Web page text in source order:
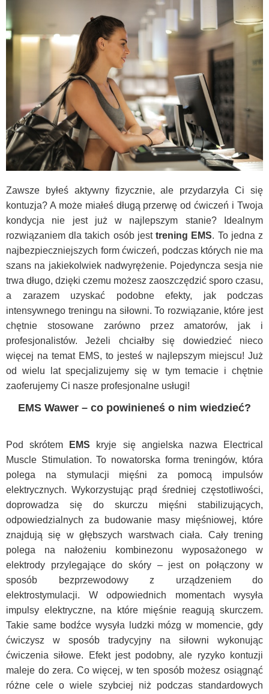
Zawsze byłeś aktywny fizycznie, ale przydarzyła Ci się
kontuzja? A może miałeś długą przerwę od ćwiczeń i Twoja
kondycja nie jest już w najlepszym stanie? Idealnym
rozwiązaniem dla takich osób jesttrening EMS. To jedna z
najbezpieczniejszych form ćwiczeń, podczas których nie ma
szans na jakiekolwiek nadwyrężenie. Pojedyncza sesja nie
trwa długo, dzięki czemu możesz zaoszczędzić sporo czasu,
a zarazem uzyskać podobne efekty, jak podczas
intensywnego treningu na siłowni. To rozwiązanie, które jest
chętnie stosowane zarówno przez amatorów, jak i
profesjonalistów. Jeżeli chciałby się dowiedzieć nieco
więcej na temat EMS, to jesteś w najlepszym miejscu! Już
od wielu lat specjalizujemy się w tym temacie i chętnie
zaoferujemy Ci nasze profesjonalne usługi!
EMS Wawer – co powinieneś o nim wiedzieć?
Pod skrótem EMS kryje się angielska nazwa Electrical
Muscle Stimulation. To nowatorska forma treningów, która
polega na stymulacji mięśni za pomocą impulsów
elektrycznych. Wykorzystując prąd średniej częstotliwości,
doprowadza się do skurczu mięśni stabilizujących,
odpowiedzialnych za budowanie masy mięśniowej, które
znajdują się w głębszych warstwach ciała. Cały trening
polega na nałożeniu kombinezonu wyposażonego w
elektrody przylegające do skóry – jest on połączony w
sposób bezprzewodowy z urządzeniem do
elektrostymulacji. W odpowiednich momentach wysyła
impulsy elektryczne, na które mięśnie reagują skurczem.
Takie same bodźce wysyła ludzki mózg w momencie, gdy
ćwiczysz w sposób tradycyjny na siłowni wykonując
ćwiczenia siłowe. Efekt jest podobny, ale ryzyko kontuzji
maleje do zera. Co więcej, w ten sposób możesz osiągnąć
różne cele o wiele szybciej niż podczas standardowych